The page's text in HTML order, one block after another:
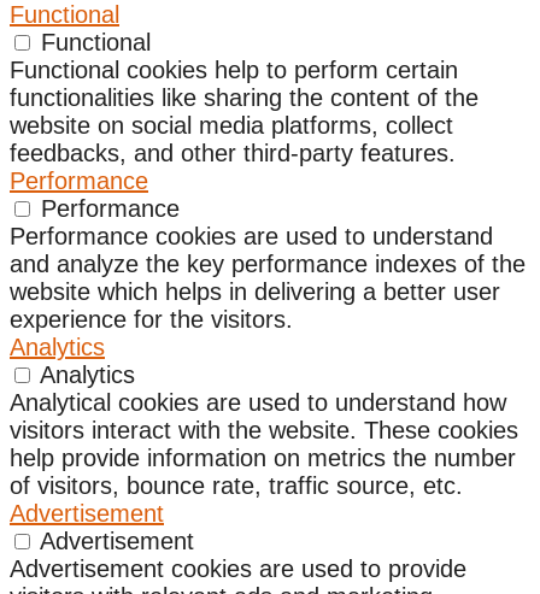
Functional
Functional
Functional cookies help to perform certain
functionalities like sharing the content of the
website on social media platforms, collect
feedbacks, and other third-party features.
Performance
Performance
Performance cookies are used to understand
and analyze the key performance indexes of the
website which helps in delivering a better user
experience for the visitors.
Analytics
Analytics
Analytical cookies are used to understand how
visitors interact with the website. These cookies
help provide information on metrics the number
of visitors, bounce rate, traffic source, etc.
Advertisement
Advertisement
Advertisement cookies are used to provide